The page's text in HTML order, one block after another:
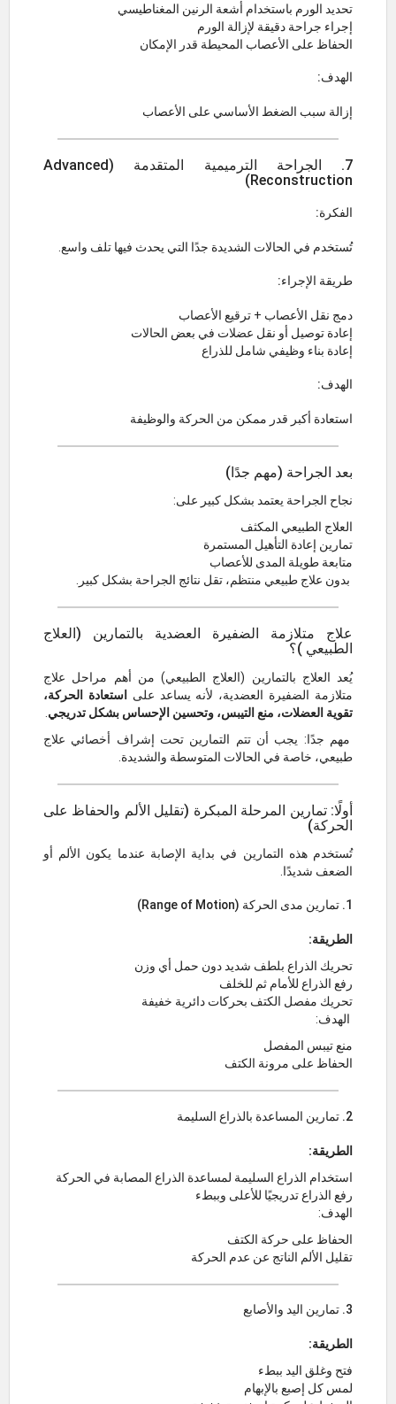
تحديد الورم باستخدام أشعة الرنين المغناطيسي
إجراء جراحة دقيقة لإزالة الورم
الحفاظ على الأعصاب المحيطة قدر الإمكان
الهدف:
إزالة سبب الضغط الأساسي على الأعصاب
7. الجراحة الترميمية المتقدمة (Advanced
Reconstruction)
الفكرة:
تُستخدم في الحالات الشديدة جدًا التي يحدث فيها تلف واسع.
طريقة الإجراء:
دمج نقل الأعصاب + ترقيع الأعصاب
إعادة توصيل أو نقل عضلات في بعض الحالات
إعادة بناء وظيفي شامل للذراع
الهدف:
استعادة أكبر قدر ممكن من الحركة والوظيفة
بعد الجراحة (مهم جدًا)
نجاح الجراحة يعتمد بشكل كبير على:
العلاج الطبيعي المكثف
تمارين إعادة التأهيل المستمرة
متابعة طويلة المدى للأعصاب
بدون علاج طبيعي منتظم، تقل نتائج الجراحة بشكل كبير.
علاج متلازمة الضفيرة العضدية بالتمارين (العلاج
الطبيعي )؟
يُعد العلاج بالتمارين (العلاج الطبيعي) من أهم مراحل علاج
متلازمة الضفيرة العضدية، لأنه يساعد علىاستعادة الحركة،
تقوية العضلات، منع التيبس، وتحسين الإحساس بشكل تدريجي
مهم جدًا: يجب أن تتم التمارين تحت إشراف أخصائي علاج
طبيعي، خاصة في الحالات المتوسطة والشديدة.
أولًا: تمارين المرحلة المبكرة (تقليل الألم والحفاظ على
الحركة)
تُستخدم هذه التمارين في بداية الإصابة عندما يكون الألم أو
الضعف شديدًا.
1. تمارين مدى الحركة (Range of Motion)
الطريقة:
تحريك الذراع بلطف شديد دون حمل أي وزن
رفع الذراع للأمام ثم للخلف
تحريك مفصل الكتف بحركات دائرية خفيفة
الهدف:
منع تيبس المفصل
الحفاظ على مرونة الكتف
2. تمارين المساعدة بالذراع السليمة
الطريقة:
استخدام الذراع السليمة لمساعدة الذراع المصابة في الحركة
رفع الذراع تدريجيًا للأعلى وببطء
الهدف:
الحفاظ على حركة الكتف
تقليل الألم الناتج عن عدم الحركة
3. تمارين اليد والأصابع
الطريقة:
فتح وغلق اليد ببطء
لمس كل إصبع بالإبهام